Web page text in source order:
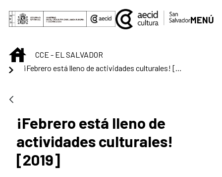
Saut au contenu principal
MENÚ
INICIOCCE - EL SALVADOR
¡Febrero está lleno de
actividades culturales!
[2019]